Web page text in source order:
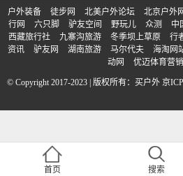
户外装备 徒步网 北美户外论坛 北京户外
行网
六只脚 驴友空间 野玩儿 众测 中
西藏旅行社
九寨沟旅游 冬季坝上草原 行
资讯
驴友网 湖南旅游 马尔代夫 海淘网
动网
优迈体育营销
© Copyright 2017-2023 | 版权所有：买户外 京
首页 搜索